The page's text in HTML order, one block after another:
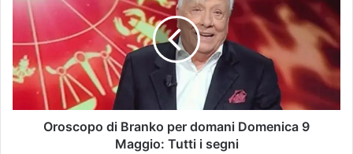
Oroscopo di Branko per domani Domenica 9
Maggio: Tutti i segni